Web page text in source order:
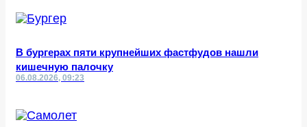
В бургерах пяти крупнейших фастфудов нашли
кишечную палочку
06.08.2026, 09:23